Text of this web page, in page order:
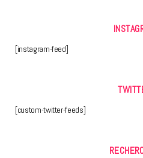
[instagram-feed]
[custom-twitter-feeds]